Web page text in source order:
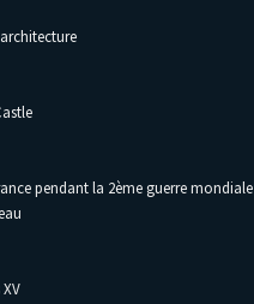
pendant la 2ème guerre mondiale